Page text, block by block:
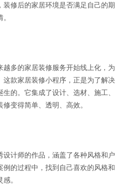
修后的家居环境是否满足自己的期
越多的家居装修服务开始线上化，为
这款家居装修小程序，正是为了解决
的。它集成了设计、选材、施工、
变得简单、透明、高效。
设计师的作品，涵盖了各种风格和户
的过程中，找到自己喜欢的风格和
。